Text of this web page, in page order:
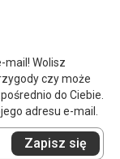
mail! Wolisz
czy może
do Ciebie.
adresu e-mail.
Zapisz się